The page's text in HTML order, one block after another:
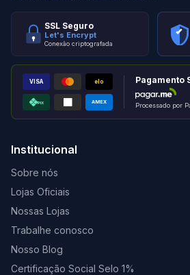
SSL Seguro
Let's Encrypt
Conexão criptografada
VISA elo
PIX AMEX
Pagamento
Processado por
Institucional
Sobre nós
Lojas Oficiais
Nossas Lojas
Trabalhe conosco
Nosso Blog
Certificação Social Selo 1%